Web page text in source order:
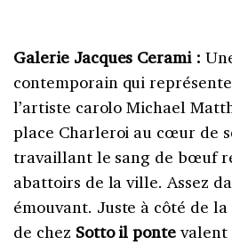
Galerie Jacques Cerami :
contemporain qui
l’artiste carolo Michael
place Charleroi au cœur de
travaillant le sang de bœuf
abattoirs de la ville. Assez
émouvant. Juste à côté de
de chez Sotto il ponte valent